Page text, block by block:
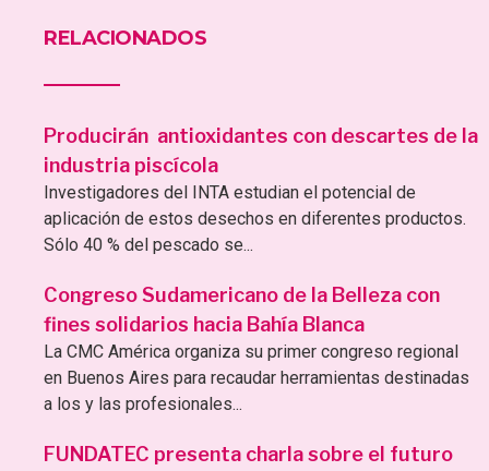
RELACIONADOS
Producirán antioxidantes con descartes de la
industria piscícola
Investigadores del INTA estudian el potencial de
aplicación de estos desechos en diferentes productos.
Sólo 40 % del pescado se...
Congreso Sudamericano de la Belleza con
fines solidarios hacia Bahía Blanca
La CMC América organiza su primer congreso regional
en Buenos Aires para recaudar herramientas destinadas
a los y las profesionales...
FUNDATEC presenta charla sobre el futuro